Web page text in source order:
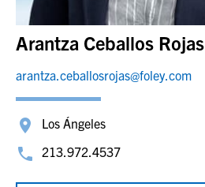
Arantza Ceballos Rojas
arantza.ceballosrojas@foley.com
Los Ángeles
213.972.4537